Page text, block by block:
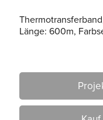
Länge: 600m,